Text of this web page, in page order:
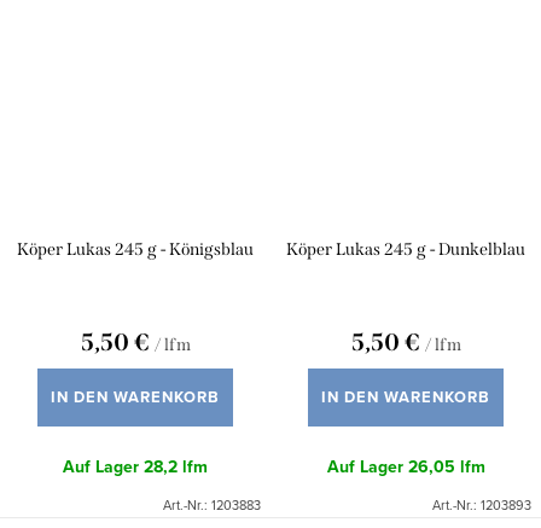
Köper Lukas 245 g - Königsblau
5,50 € / lfm
IN DEN WARENKORB
Auf Lager28,2 lfm
Art.-Nr.: 1203883
Köper Lukas 245 g - Dunkelblau
5,50 € / lfm
IN DEN WARENKORB
Auf Lager26,05 lfm
Art.-Nr.: 1203893